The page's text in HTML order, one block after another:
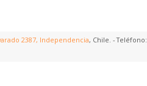
2387, Independencia, Chile. - Teléfono: